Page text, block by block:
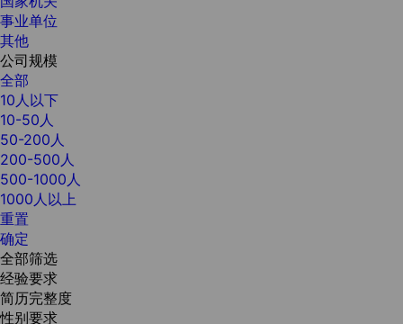
事业单位
其他
公司规模
全部
10人以下
10-50人
50-200人
200-500人
500-1000人
1000人以上
重置
确定
全部筛选
经验要求
简历完整度
性别要求